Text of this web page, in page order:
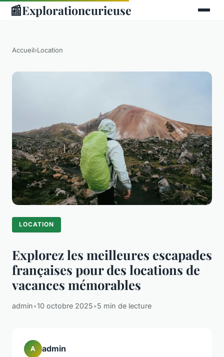
📰Explorationcurieuse
Accueil›Location
LOCATION
Explorez les meilleures escapades
françaises pour des locations de
vacances mémorables
admin•10 octobre 2025•5 min de lecture
A admin